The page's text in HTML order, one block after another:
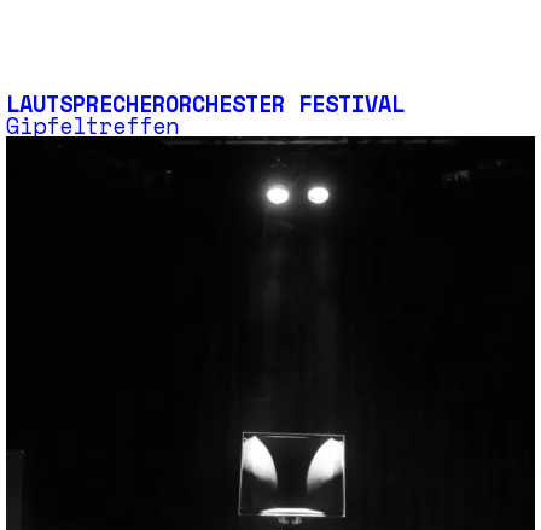
LAUTSPRECHERORCHESTER FESTIVAL
Gipfeltreffen